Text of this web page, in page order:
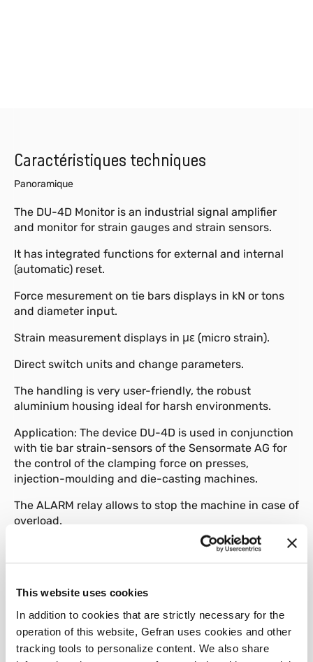
This website uses cookies
In addition to cookies that are strictly necessary for the
operation of this website, Gefran uses cookies and other
tracking tools to personalize content. We also share
Caractéristiques techniques
Panoramique
The DU-4D Monitor is an industrial signal amplifier
and monitor for strain gauges and strain sensors.
It has integrated functions for external and internal
(automatic) reset.
Force mesurement on tie bars displays in kN or tons
and diameter input.
Strain measurement displays in με (micro strain).
Direct switch units and change parameters.
The handling is very user-friendly, the robust
aluminium housing ideal for harsh environments.
Application: The device DU-4D is used in conjunction
with tie bar strain-sensors of the Sensormate AG for
the control of the clamping force on presses,
injection-moulding and die-casting machines.
The ALARM relay allows to stop the machine in case of
overload.
Ideal to retrofit on existing machines.
01 Description